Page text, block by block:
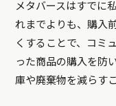
メタバースはすでに
れまでよりも、購入
くすることで、コミ
った商品の購入を防
庫や廃棄物を減らす